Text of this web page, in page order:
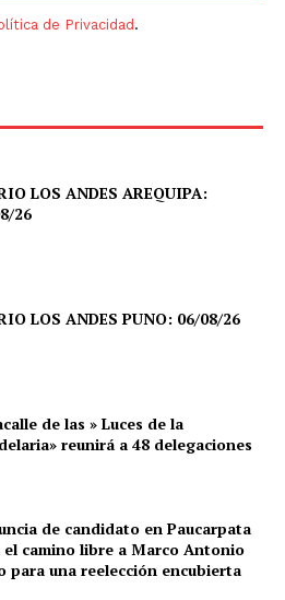
de Privacidad .
LOS ANDES AREQUIPA:
26
LOS ANDES PUNO: 06/08/26
de las » Luces de la
reunirá a 48 delegaciones
de candidato en Paucarpata
el camino libre a Marco Antonio
para una reelección encubierta